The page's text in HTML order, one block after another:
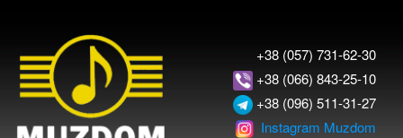
+38 (057) 731-62-30
+38 (066) 843-25-10
+38 (096) 511-31-27
Instagram Muzdom